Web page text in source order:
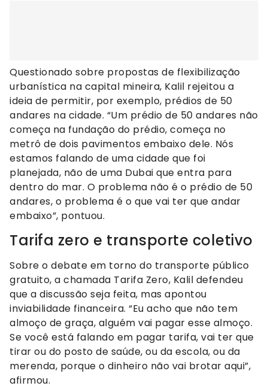
Questionado sobre propostas de flexibilização
urbanística na capital mineira, Kalil rejeitou a
ideia de permitir, por exemplo, prédios de 50
andares na cidade. “Um prédio de 50 andares não
começa na fundação do prédio, começa no
metrô de dois pavimentos embaixo dele. Nós
estamos falando de uma cidade que foi
planejada, não de uma Dubai que entra para
dentro do mar. O problema não é o prédio de 50
andares, o problema é o que vai ter que andar
embaixo”, pontuou.
Tarifa zero e transporte coletivo
Sobre o debate em torno do transporte público
gratuito, a chamada Tarifa Zero, Kalil defendeu
que a discussão seja feita, mas apontou
inviabilidade financeira. “Eu acho que não tem
almoço de graça, alguém vai pagar esse almoço.
Se você está falando em pagar tarifa, vai ter que
tirar ou do posto de saúde, ou da escola, ou da
merenda, porque o dinheiro não vai brotar aqui”,
afirmou.